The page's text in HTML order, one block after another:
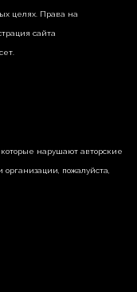
целях. Права на
сайта
нарушают авторские
пожалуйста,